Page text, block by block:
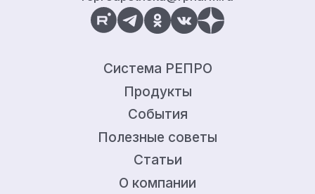
Система РЕПРО
Продукты
События
Полезные советы
Статьи
О компании